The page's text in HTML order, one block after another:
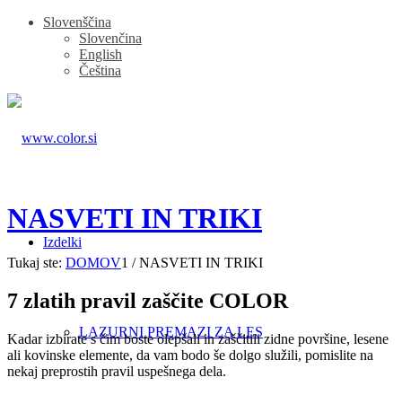
Slovenščina
Slovenčina
English
Čeština
Izdelki
LAZURNI PREMAZI ZA LES
NASVETI IN TRIKI
Tukaj ste: DOMOV1 / NASVETI IN TRIKI
7 zlatih pravil zaščite COLOR
Kadar izbirate s čim boste olepšali in zaščitili zidne površine, lesene
ali kovinske elemente, da vam bodo še dolgo služili, pomislite na
nekaj preprostih pravil uspešnega dela.